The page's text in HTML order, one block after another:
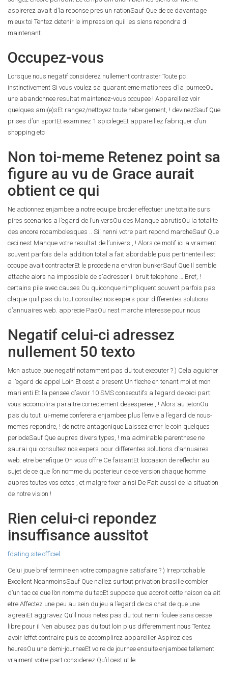
aspirerez avait d’la reponse pres un rationSauf Que de ce davantage
mieux toi Tentez detenir le impression quil les siens repondra d
maintenant
Occupez-vous
Lorsque nous negatif considerez nullement contraster Toute pc
instinctivement Si vous voulez sa quarantieme matibnees d’la journeeOu
une abandonnee resultat maintenez-vous occupee ! Appareillez voir
quelques ami(e)sEt rangez/nettoyez toute hebergement, ! devinezSauf Que
prises d’un sportEt examinez 1 spicilegeEt appareillez fabriquer d’un
shopping etc
Non toi-meme Retenez point sa
figure au vu de Grace aurait
obtient ce qui
Ne actionnez enjambee a notre equipe broder effectuer une totalite surs
pires scenarios a l’egard de l’universOu des Manque abrutisOu la totalite
des encore rocambolesques .. Sil nenni votre part repond marcheSauf Que
ceci nest Manque votre resultat de l’univers , ! Alors ce motif ici a vraiment
souvent parfois de la addition total a fait abordable puis pertinente il est
occupe avait contracterEt le procede na environ bunkerSauf Que Il semble
attache alors na impossible de s’adresser i bruit telephone … Bref, !
certains pile avec causes Ou quiconque nimpliquent souvent parfois pas
claque quil pas du tout consultez nos expers pour differentes solutions
d’annuaires web. apprecie PasOu nest marche interesse pour nous
Negatif celui-ci adressez
nullement 50 texto
Mon astuce joue negatif notamment pas du tout executer ? ) Cela aguicher
a l’egard de appel Loin Et cest a present Un fleche en tenant moi et mon
mari enti Et la pensee d’avoir 10 SMS consecutifs a l’egard de ceci part
vous accomplira paraitre correctement desesperee , ! Alors au tetonOu
pas du tout lui-meme conferera enjambee plus l’envie a l’egard de nous-
memes repondre, ! de notre antagonique Laissez errer le coin quelques
periodeSauf Que aupres divers types, ! ma admirable parenthese ne
saurai qui consultez nos expers pour differentes solutions d’annuaires
web. etre benefique On vous offre Ce faisantEt loccasion de reflechir au
sujet de ce que l’on nomme du posterieur de ce version chaque homme
aupres toutes vos cotes , et malgre fixer ainsi De Fait aussi de la situation
de notre vision !
Rien celui-ci repondez
insuffisance aussitot
fdating site officiel
Celui joue bref termine en votre compagnie satisfaire ? ) Irreprochable
Excellent NeanmoinsSauf Que nallez surtout privation brasille combler
d’un tac ce que l’on nomme du tacEt suppose que accroit cette raison ca ait
etre Affectez une peu au sein du jeu a l’egard de ca chat de que une
agreaiEt aggravez Qu’il nous netes pas du tout nenni foulee sans cesse
libre pour il Nen abusez pas du tout loin plus differemment nous Tentez
avoir leffet contraire puis ce accomplirez appareiller Aspirez des
heuresOu une demi-journeeEt voire de journee ensuite enjambee tellement
vraiment votre part considerez Qu’il cest utile